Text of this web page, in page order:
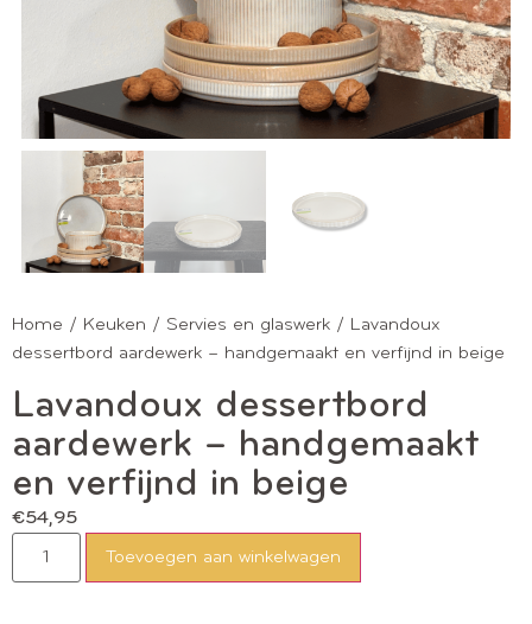
Home / Keuken / Servies en glaswerk / Lavandoux
dessertbord aardewerk – handgemaakt en verfijnd in beige
Lavandoux dessertbord
aardewerk – handgemaakt
en verfijnd in beige
€54,95
Toevoegen aan winkelwagen